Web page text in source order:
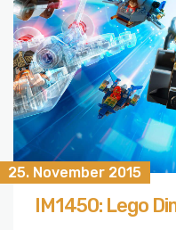
25. November 2015
IM1450: Lego